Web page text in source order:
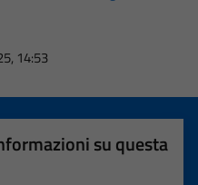
14:53
su questa